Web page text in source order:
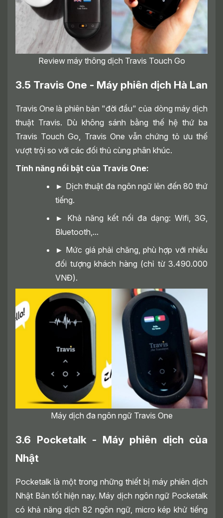
Review máy thông dịch Travis Touch Go
3.5 Travis One - Máy phiên dịch Hà Lan
Travis One là phiên bản "đời đầu" của dòng máy dịch
thuật Travis. Dù không sánh bằng thế hệ thứ ba
Travis Touch Go, Travis One vẫn chứng tỏ ưu thế
vượt trội so với các đối thủ cùng phân khúc.
Tính năng nổi bật của Travis One:
► Dịch thuật đa ngôn ngữ lên đến 80 thứ
tiếng.
► Khả năng kết nối đa dạng: Wifi, 3G,
Bluetooth,...
► Mức giá phải chăng, phù hợp với nhiều
đối tượng khách hàng (chỉ từ 3.490.000
VNĐ).
Máy dịch đa ngôn ngữ Travis One
3.6 Pocketalk - Máy phiên dịch của
Nhật
Pocketalk là một trong những thiết bị máy phiên dịch
Nhật Bản tốt hiện nay. Máy dịch ngôn ngữ Pocketalk
có khả năng dịch 82 ngôn ngữ, micro kép khử tiếng